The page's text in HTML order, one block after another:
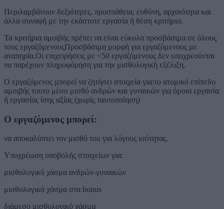
Περιλαμβάνουν δεξιότητες, προσπάθεια, ευθύνη, αρχαιότητα και
άλλα συναφή με την εκάστοτε εργασία ή θέση κριτήρια.
Τα κριτήρια αμοιβής πρέπει να είναι εύκολα προσβάσιμα σε όλους
τους εργαζόμενουςΠροσβάσιμη μορφή για εργαζόμενους με
αναπηρία.Οι επιχειρήσεις με <50 εργαζόμενους δεν υποχρεούνται
να παρέχουν πληροφόρηση για την μισθολογική εξέλιξη.
Ο εργαζόμενος μπορεί να ζητήσει στοιχεία για:το ατομικό επίπεδο
αμοιβής τουτο μέσο μισθό ανδρών και γυναικών για όμοια εργασία
ή εργασίας ίσης αξίας (χωρίς ταυτοποίηση)
Ο εργαζόμενος μπορεί:
να αποκαλύπτει τον μισθό του για λόγους ισότητας.
Υποχρέωση υποβολής στοιχείων για:
μισθολογικό χάσμα ανδρών-γυναικών
μισθολογικό χάσμα στα bonus
διάμεσο μισθολογικό χάσμα